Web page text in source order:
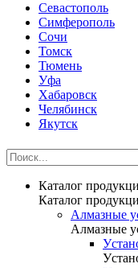
Севастополь
Симферополь
Сочи
Томск
Тюмень
Уфа
Хабаровск
Челябинск
Якутск
Каталог
Каталог
Алмазные
Алмазные